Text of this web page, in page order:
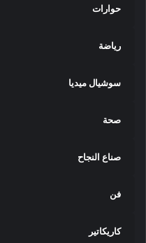
حوارات
رياضة
سوشيال ميديا
صحة
صناع النجاح
فن
كاريكاتير